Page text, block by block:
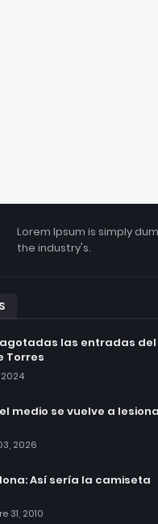
Lorem Ipsum is simply
the industry's.
las entradas del
Torres
2024
medio se vuelve a
2026
Así sería la camiseta
31, 2010